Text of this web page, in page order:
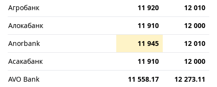
Агробанк
11 920
12 010
Алокабанк
11 910
12 000
Anorbank
11 945
12 010
Асакабанк
11 910
12 000
AVO Bank
11 558.17
12 273.11